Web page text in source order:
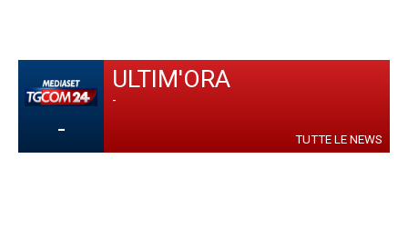
-
ULTIM'ORA
-
TUTTE LE NEWS